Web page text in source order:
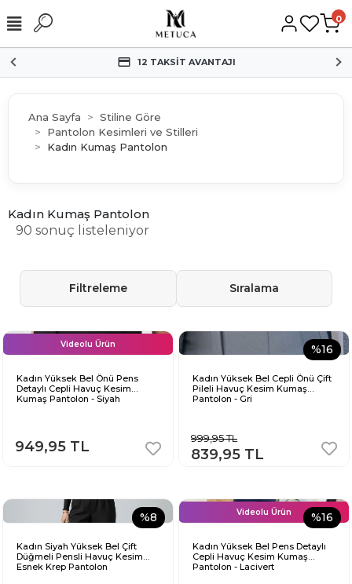
0
12 TAKSİT AVANTAJI
Ana Sayfa
Stiline Göre
Pantolon Kesimleri ve Stilleri
Kadın Kumaş Pantolon
Kadın Kumaş Pantolon
90 sonuç listeleniyor
Filtreleme Sıralama
Videolu Ürün
Kadın Yüksek Bel Önü Pens
Detaylı Cepli Havuç Kesim
Kumaş Pantolon - Siyah
949,95 TL
%16
Kadın Yüksek Bel Cepli Önü Çift
Pileli Havuç Kesim Kumaş
Pantolon - Gri
999,95 TL
839,95 TL
%8
Kadın Siyah Yüksek Bel Çift
Düğmeli Pensli Havuç Kesim
Esnek Krep Pantolon
%16
Videolu Ürün
Kadın Yüksek Bel Pens Detaylı
Cepli Havuç Kesim Kumaş
Pantolon - Lacivert